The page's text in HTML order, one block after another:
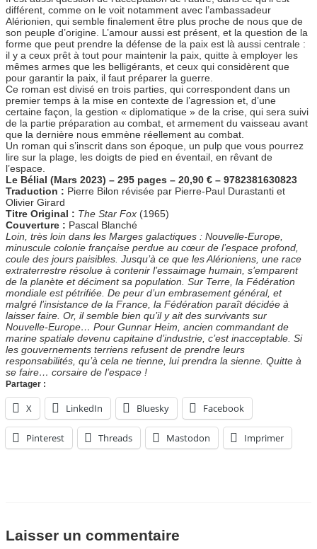
différent, comme on le voit notamment avec l’ambassadeur
Alérionien, qui semble finalement être plus proche de nous que de
son peuple d’origine. L’amour aussi est présent, et la question de la
forme que peut prendre la défense de la paix est là aussi centrale :
il y a ceux prêt à tout pour maintenir la paix, quitte à employer les
mêmes armes que les belligérants, et ceux qui considèrent que
pour garantir la paix, il faut préparer la guerre.
Ce roman est divisé en trois parties, qui correspondent dans un
premier temps à la mise en contexte de l’agression et, d’une
certaine façon, la gestion « diplomatique » de la crise, qui sera suivi
de la partie préparation au combat, et armement du vaisseau avant
que la dernière nous emmène réellement au combat.
Un roman qui s’inscrit dans son époque, un pulp que vous pourrez
lire sur la plage, les doigts de pied en éventail, en rêvant de
l’espace.
Le Bélial (Mars 2023) – 295 pages – 20,90 € – 9782381630823
Traduction : Pierre Bilon révisée par Pierre-Paul Durastanti et
Olivier Girard
Titre Original : The Star Fox (1965)
Couverture : Pascal Blanché
Loin, très loin dans les Marges galactiques : Nouvelle-Europe,
minuscule colonie française perdue au cœur de l’espace profond,
coule des jours paisibles. Jusqu’à ce que les Alérioniens, une race
extraterrestre résolue à contenir l’essaimage humain, s’emparent
de la planète et déciment sa population. Sur Terre, la Fédération
mondiale est pétrifiée. De peur d’un embrasement général, et
malgré l’insistance de la France, la Fédération paraît décidée à
laisser faire. Or, il semble bien qu’il y ait des survivants sur
Nouvelle-Europe… Pour Gunnar Heim, ancien commandant de
marine spatiale devenu capitaine d’industrie, c’est inacceptable. Si
les gouvernements terriens refusent de prendre leurs
responsabilités, qu’à cela ne tienne, lui prendra la sienne. Quitte à
se faire… corsaire de l’espace !
Partager :
X LinkedIn Bluesky Facebook
Pinterest Threads Mastodon Imprimer
Laisser un commentaire